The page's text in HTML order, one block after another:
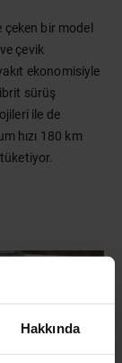
Hakkında
bir model
çevik
ekonomisiyle
sürüş
ile de
hızı 180 km